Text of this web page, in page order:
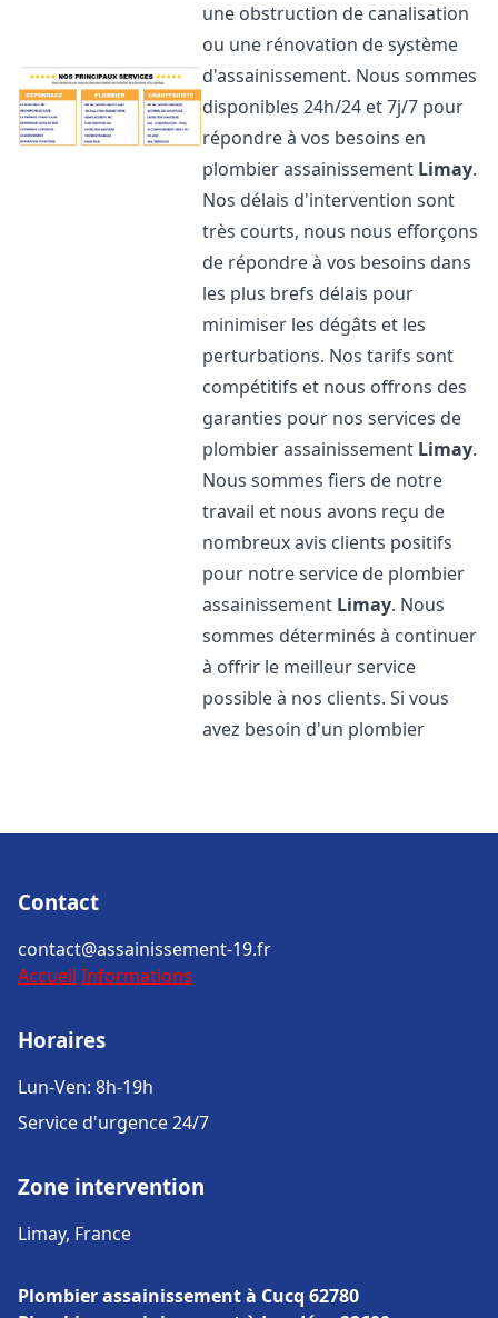
une obstruction de canalisation
ou une rénovation de système
d'assainissement. Nous sommes
disponibles 24h/24 et 7j/7 pour
répondre à vos besoins en
plombier assainissement Limay.
Nos délais d'intervention sont
très courts, nous nous efforçons
de répondre à vos besoins dans
les plus brefs délais pour
minimiser les dégâts et les
perturbations. Nos tarifs sont
compétitifs et nous offrons des
garanties pour nos services de
plombier assainissement Limay.
Nous sommes fiers de notre
travail et nous avons reçu de
nombreux avis clients positifs
pour notre service de plombier
assainissement Limay. Nous
sommes déterminés à continuer
à offrir le meilleur service
possible à nos clients. Si vous
avez besoin d'un plombier
Contact
contact@assainissement-19.fr
Accueil Informations
Horaires
Lun-Ven: 8h-19h
Service d'urgence 24/7
Zone intervention
Limay, France
Plombier assainissement à Cucq 62780